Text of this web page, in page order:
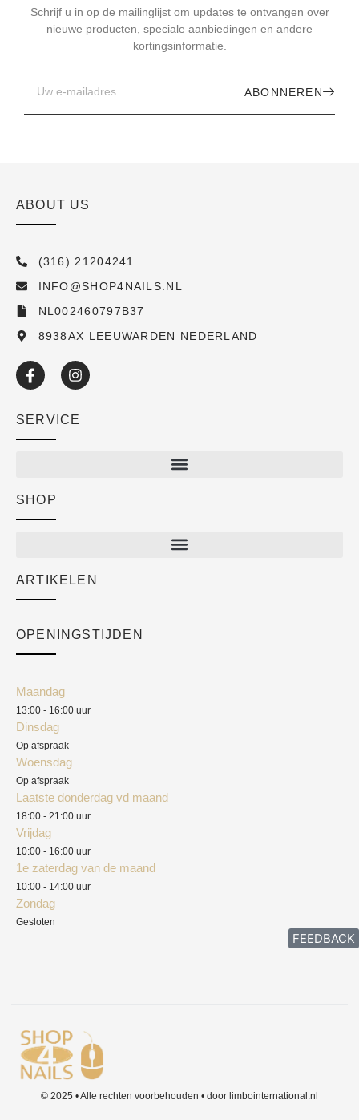
Schrijf u in op de mailinglijst om updates te ontvangen over
nieuwe producten, speciale aanbiedingen en andere
kortingsinformatie.
ABONNEREN
ABOUT US
(316) 21204241
INFO@SHOP4NAILS.NL
NL002460797B37
8938AX LEEUWARDEN NEDERLAND
SERVICE
Academy
SHOP
ARTIKELEN
OPENINGSTIJDEN
Maandag
13:00 - 16:00 uur
Dinsdag
Op afspraak
Woensdag
Op afspraak
Laatste donderdag vd maand
18:00 - 21:00 uur
Vrijdag
10:00 - 16:00 uur
1e zaterdag van de maand
10:00 - 14:00 uur
Zondag
Gesloten
© 2025 • Alle rechten voorbehouden • door limbointernational.nl
FEEDBACK